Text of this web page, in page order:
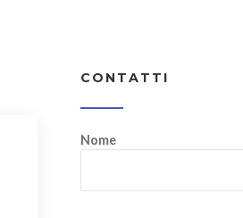
CONTATTI
Nome